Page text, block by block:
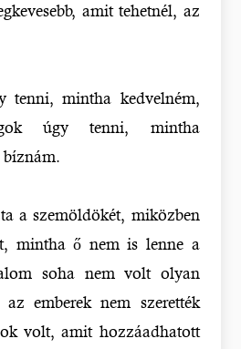
amit tehetnél, az
tenni, mintha kedvelném,
úgy tenni, mintha
a szemöldökét, miközben
mintha ő nem is lenne a
soha nem volt olyan
emberek nem szerették
volt, amit hozzáadhatott